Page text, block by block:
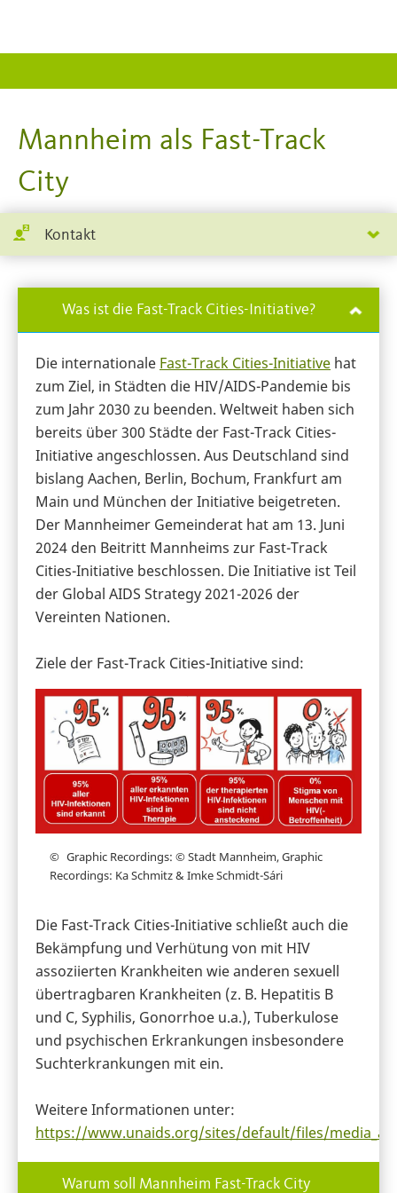
Mannheim als Fast-Track
City
Kontakt
Was ist die Fast-Track Cities-Initiative?
Die internationale Fast-Track Cities-Initiative hat
zum Ziel, in Städten die HIV/AIDS-Pandemie bis
zum Jahr 2030 zu beenden. Weltweit haben sich
bereits über 300 Städte der Fast-Track Cities-
Initiative angeschlossen. Aus Deutschland sind
bislang Aachen, Berlin, Bochum, Frankfurt am
Main und München der Initiative beigetreten.
Der Mannheimer Gemeinderat hat am 13. Juni
2024 den Beitritt Mannheims zur Fast-Track
Cities-Initiative beschlossen. Die Initiative ist Teil
der Global AIDS Strategy 2021-2026 der
Vereinten Nationen.
Ziele der Fast-Track Cities-Initiative sind:
Graphic Recordings: © Stadt Mannheim, Graphic
Recordings: Ka Schmitz & Imke Schmidt-Sári
Die Fast-Track Cities-Initiative schließt auch die
Bekämpfung und Verhütung von mit HIV
assoziierten Krankheiten wie anderen sexuell
übertragbaren Krankheiten (z. B. Hepatitis B
und C, Syphilis, Gonorrhoe u.a.), Tuberkulose
und psychischen Erkrankungen insbesondere
Suchterkrankungen mit ein.
Weitere Informationen unter:
https://www.unaids.org/sites/default/files/
Warum soll Mannheim Fast-Track City